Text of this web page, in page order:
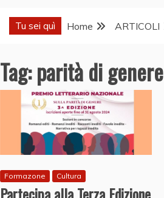
Tu sei quì Home ARTICOLI
Tag:parità di genere
Formazone Cultura